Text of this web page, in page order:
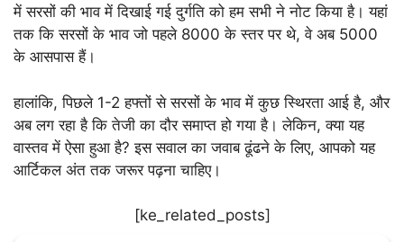
में सरसों की भाव में दिखाई गई दुर्गति को हम सभी ने नोट किया है। यहां
तक कि सरसों के भाव जो पहले 8000 के स्तर पर थे, वे अब 5000
के आसपास हैं।
हालांकि, पिछले 1-2 हफ्तों से सरसों के भाव में कुछ स्थिरता आई है, और
अब लग रहा है कि तेजी का दौर समाप्त हो गया है। लेकिन, क्या यह
वास्तव में ऐसा हुआ है? इस सवाल का जवाब ढूंढने के लिए, आपको यह
आर्टिकल अंत तक जरूर पढ़ना चाहिए।
[ke_related_posts]